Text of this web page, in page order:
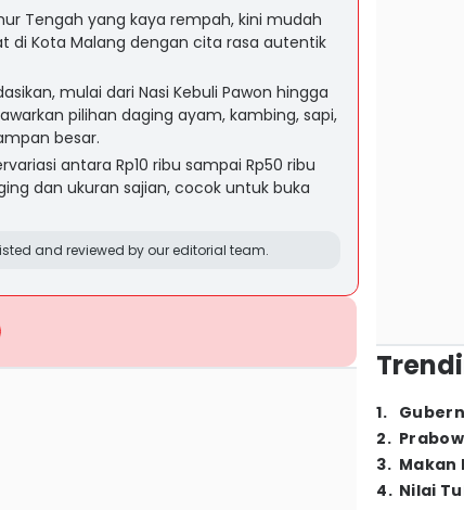
Tengah yang kaya rempah, kini mudah
di Kota Malang dengan cita rasa autentik
mulai dari Nasi Kebuli Pawon hingga
pilihan daging ayam, kambing, sapi,
besar.
antara Rp10 ribu sampai Rp50 ribu
dan ukuran sajian, cocok untuk buka
and reviewed by our editorial team.
1.
2.
3. Makan
4. Nilai